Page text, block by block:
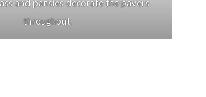
and pansies decorate the pavers
throughout.